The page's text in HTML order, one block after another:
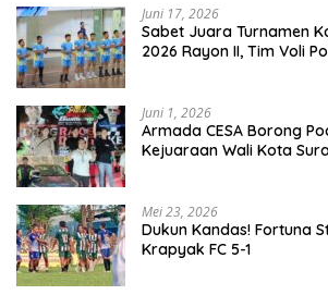
Juni 17, 2026
Sabet Juara Turnamen
2026 Rayon II, Tim Voli
Juni 1, 2026
Armada CESA Borong
Kejuaraan Wali Kota
Mei 23, 2026
Dukun Kandas! Fortuna
Krapyak FC 5-1